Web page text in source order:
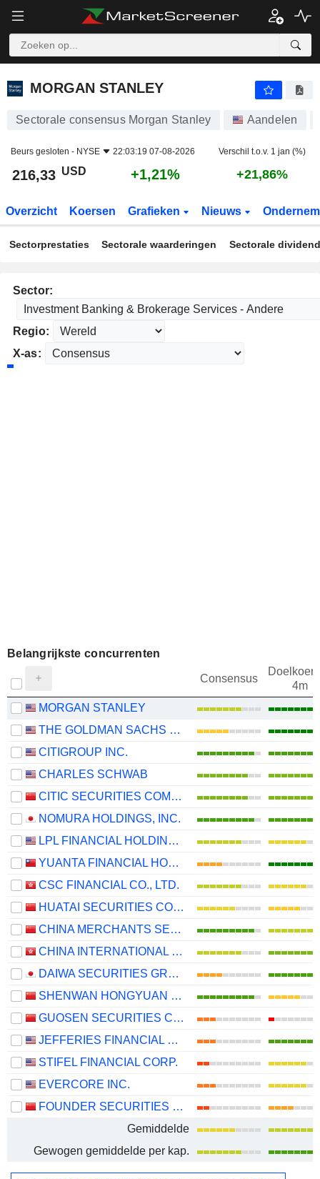
MORGAN STANLEY
MORGAN STANLEY
Sectorale consensus Morgan Stanley Aandelen
Beurs gesloten - NYSE 22:03:19 07-08-2026 Verschil t.o.v. 1 jan (%)
216,33 USD +1,21% +21,86%
Overzicht Koersen Grafieken Nieuws
Sectorprestaties Sectorale waarderingen Sectorale
Sector:
Regio:
X-as:
Belangrijkste concurrenten
Consensus
4m
MORGAN STANLEY
THE GOLDMAN SACHS GROUP, INC.
CITIGROUP INC.
CHARLES SCHWAB
CITIC SECURITIES COMPANY LIMITED
NOMURA HOLDINGS, INC.
LPL FINANCIAL HOLDINGS INC.
YUANTA FINANCIAL HOLDING CO., LTD.
CSC FINANCIAL CO., LTD.
HUATAI SECURITIES CO., LTD.
CHINA MERCHANTS SECURITIES CO., LTD.
CHINA INTERNATIONAL CAPITAL CORPORATION LIMITED
DAIWA SECURITIES GROUP INC.
SHENWAN HONGYUAN GROUP CO., LTD.
GUOSEN SECURITIES CO., LTD.
JEFFERIES FINANCIAL GROUP INC.
STIFEL FINANCIAL CORP.
EVERCORE INC.
FOUNDER SECURITIES CO., LTD.
Gemiddelde
Gewogen gemiddelde per kap.